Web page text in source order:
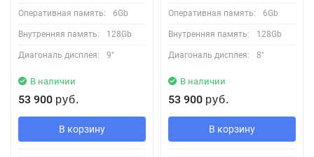
Оперативная память: 6Gb
Внутренняя память: 128Gb
Диагональ дисплея: 9"
В наличии
53 900 руб.
В корзину
Оперативная память: 6Gb
Внутренняя память: 128Gb
Диагональ дисплея: 8"
В наличии
53 900 руб.
В корзину